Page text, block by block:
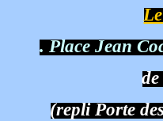
. Place Jean
(repli Porte